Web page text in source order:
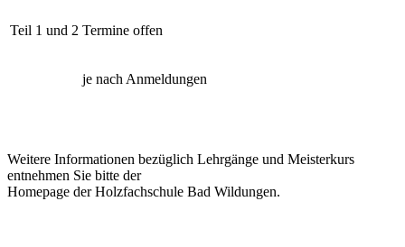
Teil 1 und 2 Termine offen
je nach Anmeldungen
Weitere Informationen bezüglich Lehrgänge und Meisterkurs
entnehmen Sie bitte der
Homepage der Holzfachschule Bad Wildungen.